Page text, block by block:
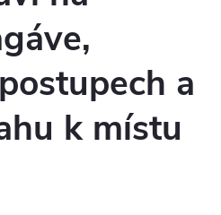
a
k místu